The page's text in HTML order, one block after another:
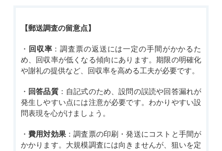
【郵送調査の留意点】
・ 回収率 ：調査票の返送には一定の手間がかかるた
め、回収率が低くなる傾向にあります。期限の明確化
や謝礼の提供など、回収率を高める工夫が必要です。
・ 回答品質：自記式のため、設問の誤読や回答漏れが
発生しやすい点には注意が必要です。わかりやすい設
問表現を心がけましょう。
・費用対効果 ：調査票の印刷・発送にコストと手間が
かかります。大規模調査には向きませんが、狙いを定